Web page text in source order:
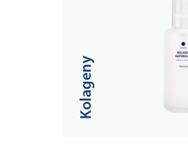
Kolageny